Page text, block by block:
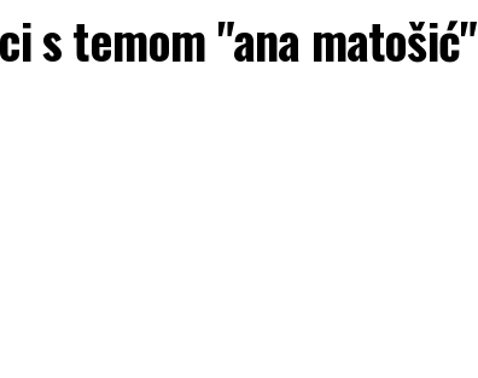
s temom "ana matošić"